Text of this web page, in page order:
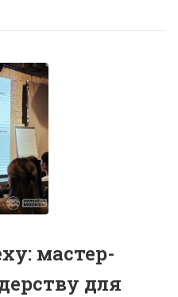
мастер-
для